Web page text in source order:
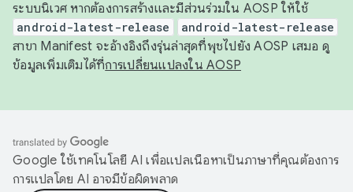
ระบบนิเวศ หากต้องการสร้างและมีส่วนร่วมใน AOSP ให้ใช้
android-latest-release android-latest-release
สาขา Manifest จะอ้างอิงถึงรุ่นล่าสุดที่พุชไปยัง AOSP เสมอ ดู
ข้อมูลเพิ่มเติมได้ที่การเปลี่ยนแปลงใน AOSP
Google ใช้เทคโนโลยี AI เพื่อแปลเนื้อหาเป็นภาษาที่คุณต้องการ
การแปลโดย AI อาจมีข้อผิดพลาด